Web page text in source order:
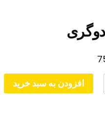
افزودن به سبد خرید